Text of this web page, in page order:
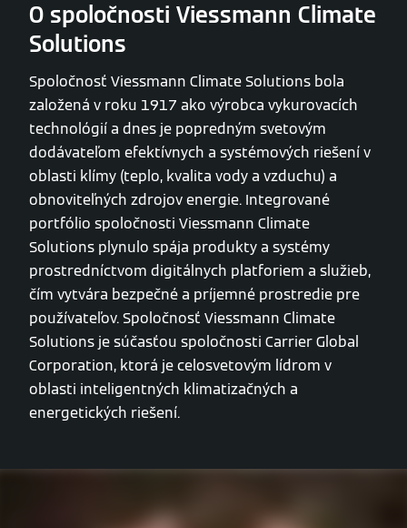
O spoločnosti Viessmann Climate
Solutions
Spoločnosť Viessmann Climate Solutions bola
založená v roku 1917 ako výrobca vykurovacích
technológií a dnes je popredným svetovým
dodávateľom efektívnych a systémových riešení v
oblasti klímy (teplo, kvalita vody a vzduchu) a
obnoviteľných zdrojov energie. Integrované
portfólio spoločnosti Viessmann Climate
Solutions plynulo spája produkty a systémy
prostredníctvom digitálnych platforiem a služieb,
čím vytvára bezpečné a príjemné prostredie pre
používateľov. Spoločnosť Viessmann Climate
Solutions je súčasťou spoločnosti Carrier Global
Corporation, ktorá je celosvetovým lídrom v
oblasti inteligentných klimatizačných a
energetických riešení.